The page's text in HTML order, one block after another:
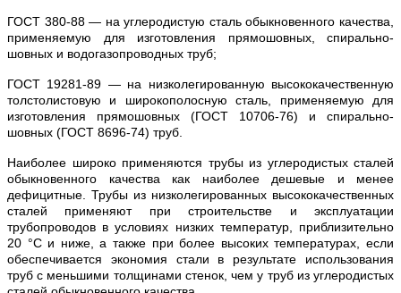
ГОСТ 380-88 — на углеродистую сталь обыкновенного качества,
применяемую для изготовления прямошовных, спирально-
шовных и водогазопроводных труб;
ГОСТ 19281-89 — на низколегированную высококачественную
толстолистовую и широкополосную сталь, применяемую для
изготовления прямошовных (ГОСТ 10706-76) и спирально-
шовных (ГОСТ 8696-74) труб.
Наиболее широко применяются трубы из углеродистых сталей
обыкновенного качества как наиболее дешевые и менее
дефицитные. Трубы из низколегированных высококачественных
сталей применяют при строительстве и эксплуатации
трубопроводов в условиях низких температур, приблизительно
20 °С и ниже, а также при более высоких температурах, если
обеспечивается экономия стали в результате использования
труб с меньшими толщинами стенок, чем у труб из углеродистых